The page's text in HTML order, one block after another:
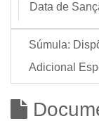
Data de
Súmula:
Adicional